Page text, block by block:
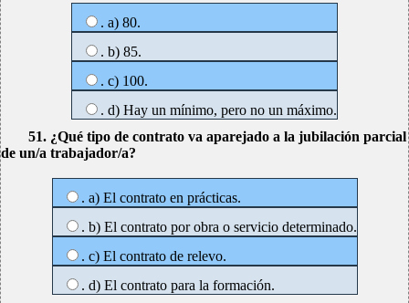
. a) 80.
. b) 85.
. c) 100.
. d) Hay un mínimo, pero no un máximo.
51. ¿Qué tipo de contrato va aparejado a la jubilación parcial
de un/a trabajador/a?
. a) El contrato en prácticas.
. b) El contrato por obra o servicio determinado.
. c) El contrato de relevo.
. d) El contrato para la formación.